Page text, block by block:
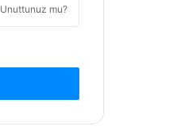
Unuttunuz mu?